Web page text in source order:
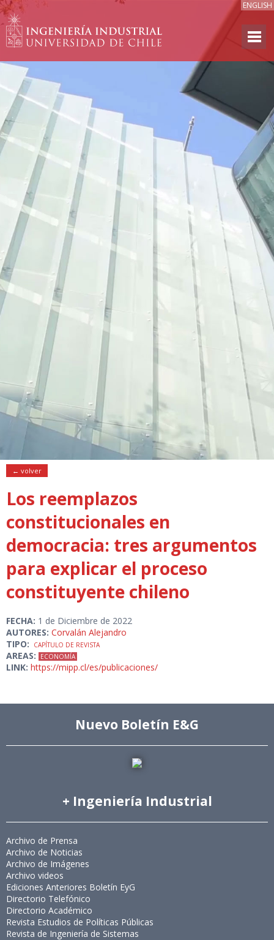
ENGLISH
← volver
Los reemplazos
constitucionales en
democracia: tres argumentos
para explicar el proceso
constituyente chileno
FECHA: 1 de Diciembre de 2022
AUTORES: Corvalán Alejandro
TIPO:
CAPÍTULO DE REVISTA
AREAS: ECONOMÍA
LINK: https://mipp.cl/es/publicaciones/
Nuevo Boletín E&G
+ Ingeniería Industrial
Archivo de Prensa
Archivo de Noticias
Archivo de Imágenes
Archivo videos
Ediciones Anteriores Boletín EyG
Directorio Telefónico
Directorio Académico
Revista Estudios de Políticas Públicas
Revista de Ingeniería de Sistemas